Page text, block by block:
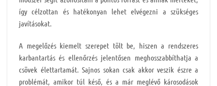
így célzottan és hatékonyan lehet elvégezni a szükséges
javításokat.
A megelőzés kiemelt szerepet tölt be, hiszen a rendszeres
karbantartás és ellenőrzés jelentősen meghosszabbíthatja a
csövek élettartamát. Sajnos sokan csak akkor veszik észre a
problémát, amikor túl késő, és a már meglévő károsodások